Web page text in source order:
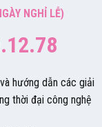
NGHỈ LỄ)
hướng dẫn các giải
thời đại công nghệ